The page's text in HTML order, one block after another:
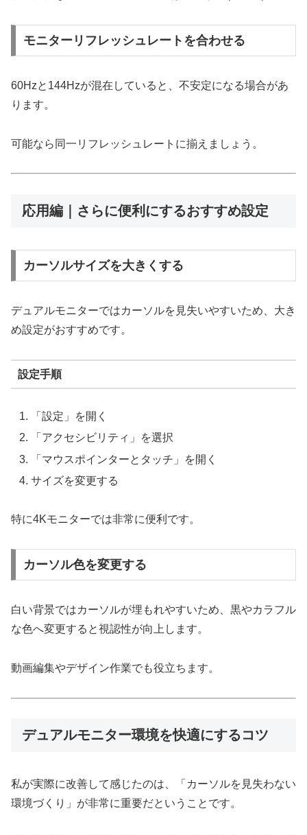
モニターリフレッシュレートを合わせる
60Hzと144Hzが混在していると、不安定になる場合があ
ります。
可能なら同一リフレッシュレートに揃えましょう。
応用編｜さらに便利にするおすすめ設定
カーソルサイズを大きくする
デュアルモニターではカーソルを見失いやすいため、大き
め設定がおすすめです。
設定手順
「設定」を開く
「アクセシビリティ」を選択
「マウスポインターとタッチ」を開く
サイズを変更する
特に4Kモニターでは非常に便利です。
カーソル色を変更する
白い背景ではカーソルが埋もれやすいため、黒やカラフル
な色へ変更すると視認性が向上します。
動画編集やデザイン作業でも役立ちます。
デュアルモニター環境を快適にするコツ
私が実際に改善して感じたのは、「カーソルを見失わない
環境づくり」が非常に重要だということです。